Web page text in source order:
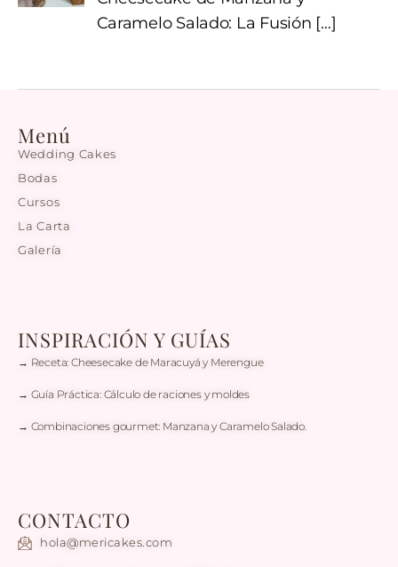
Caramelo Salado: La Fusión […]
Menú
Wedding Cakes
Bodas
Cursos
La Carta
Galería
INSPIRACIÓN Y GUÍAS
→ Receta: Cheesecake de Maracuyá y Merengue
→ Guía Práctica: Cálculo de raciones y moldes
→ Combinaciones gourmet: Manzana y Caramelo Salado.
CONTACTO
hola@mericakes.com